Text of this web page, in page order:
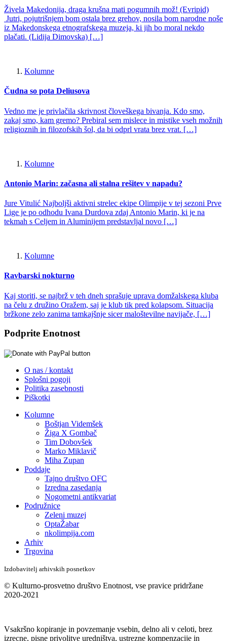
Živela Makedonija, draga krušna mati pogumnih mož! (Evripid)
Jutri, pojutrišnjem bom ostala brez grehov, nosila bom narodne noše
iz Makedonskega etnografskega muzeja, ki jih bo moral nekdo
plačati. (Lidija Dimovska) […]
Kolumne
Čudna so pota Deliusova
Vedno me je privlačila skrivnost človeškega bivanja. Kdo smo,
zakaj smo, kam gremo? Prebiral sem mislece in mistike vseh možnih
religioznih in filozofskih šol, da bi odprl vrata brez vrat. […]
Kolumne
Antonio Marin: začasna ali stalna rešitev v napadu?
Jure Vitulić Najboljši aktivni strelec ekipe Olimpije v tej sezoni Prve
Lige je po odhodu Ivana Durdova zdaj Antonio Marin, ki je na
tekmah s Celjem in Aluminijem predstavljal novo […]
Kolumne
Ravbarski nokturno
Kaj storiti, se najbrž v teh dneh sprašuje uprava domžalskega kluba
na čelu z družino Oražem, saj je klub tik pred kolapsom. Situacija
bržkone zelo zanima tamkajšnje sicer maloštevilne navijače, […]
Podprite Enotnost
O nas / kontakt
Splošni pogoji
Politika zasebnosti
Piškotki
Kolumne
Boštjan Videmšek
Žiga X Gombač
Tim Dobovšek
Marko Miklavič
Miha Zupan
Poddaje
Tajno društvo OFC
Izredna zasedanja
Nogometni antikvariat
Podružnice
Zeleni muzej
OptaŽabar
nkolimpija.com
Arhiv
Trgovina
Izdobavitelj arhivskih posnetkov
© Kulturno-prosvetno društvo Enotnost, vse pravice pridržane
2020-2021
Vsakršno kopiranje in povzemanje vsebin, delno ali v celoti, brez
izrecne, pisne privolitve uredništva, ustrezne kompenzacije in